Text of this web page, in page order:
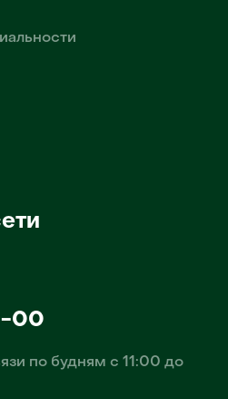
00
по будням с 11:00 до